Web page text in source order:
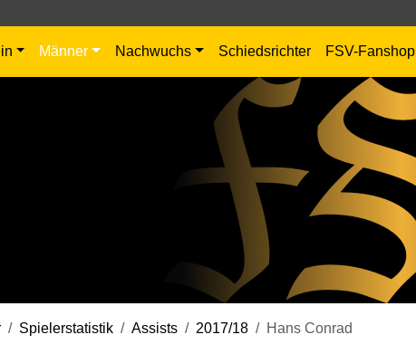
Männer Nachwuchs Schiedsrichter FSV-Fanshop
Spielerstatistik Assists 2017/18 Hans Conrad